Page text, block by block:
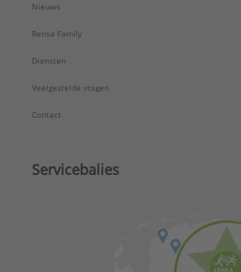
Nieuws
Rensa Family
Diensten
Veelgestelde vragen
Contact
Servicebalies